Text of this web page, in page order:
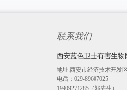
联系我们
西安蓝色卫士有害生物
地址:西安市经济技术开发
电话：029-89607025
19909271285（郭先生）